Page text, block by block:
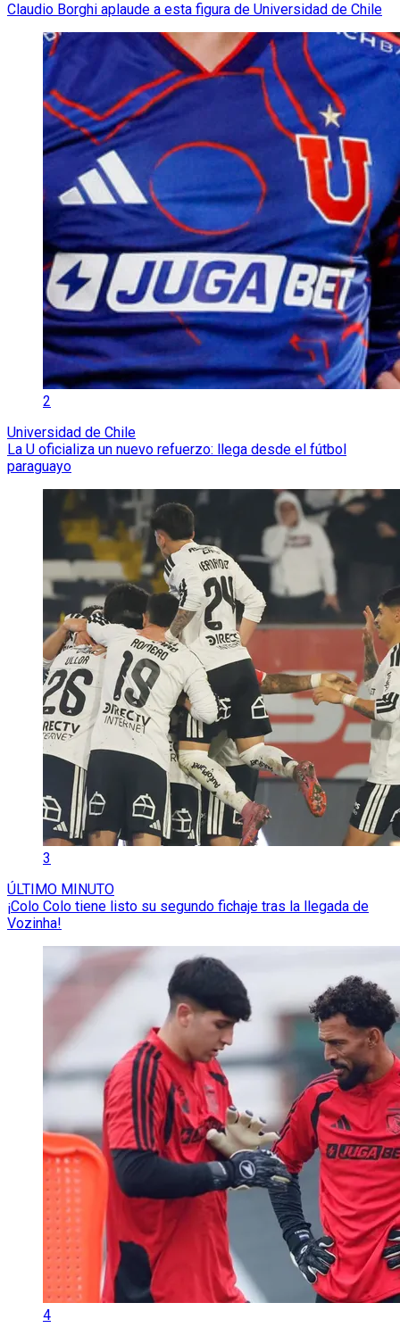
Claudio Borghi aplaude a esta figura de Universidad de Chile
2
Universidad de Chile
La U oficializa un nuevo refuerzo: llega desde el fútbol
paraguayo
3
ÚLTIMO MINUTO
¡Colo Colo tiene listo su segundo fichaje tras la llegada de
Vozinha!
4